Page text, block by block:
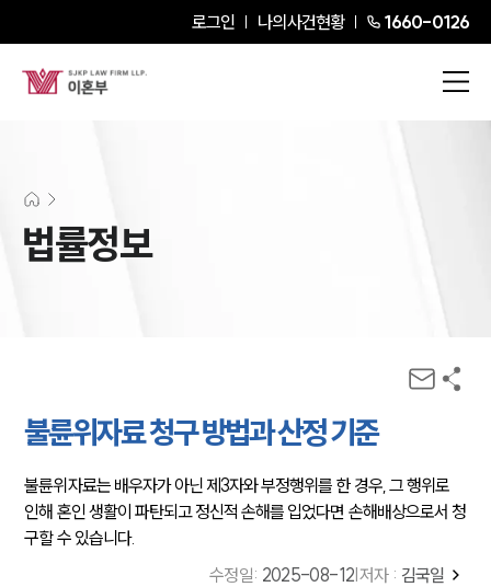
로그인 나의사건현황 1660-0126
법률정보
불륜위자료 청구 방법과 산정 기준
불륜위자료는 배우자가 아닌 제3자와 부정행위를 한 경우, 그 행위로
인해 혼인 생활이 파탄되고 정신적 손해를 입었다면 손해배상으로서 청
구할 수 있습니다.
수정일: 2025-08-12 저자 : 김국일